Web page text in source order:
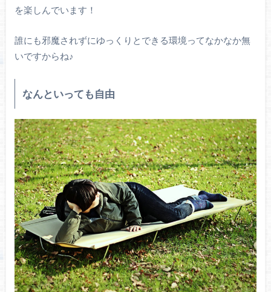
を楽しんでいます！
誰にも邪魔されずにゆっくりとできる環境ってなかなか無
いですからね♪
なんといっても自由